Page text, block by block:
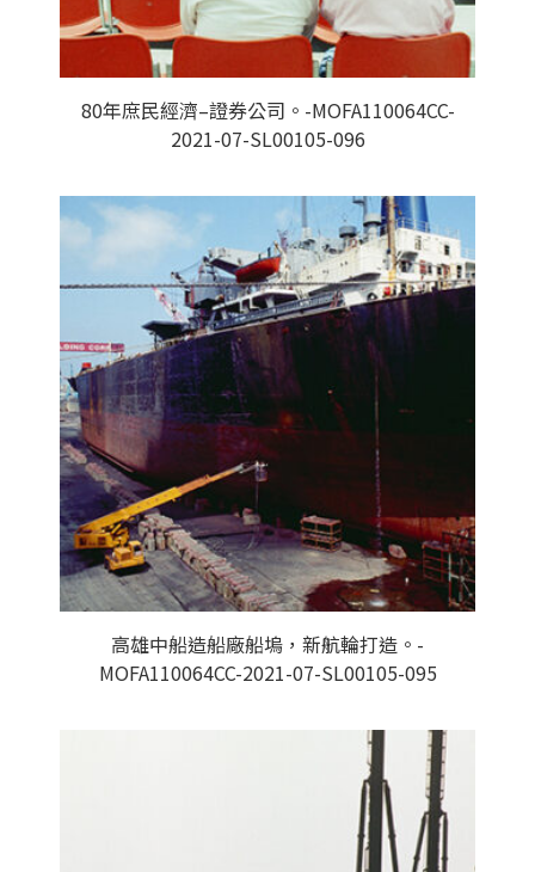
80年庶民經濟–證券公司。-MOFA110064CC-
2021-07-SL00105-096
高雄中船造船廠船塢，新航輪打造。-
MOFA110064CC-2021-07-SL00105-095